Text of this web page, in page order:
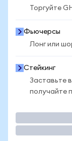
Торгуйте
Фьючерсы
Лонг или
Стейкинг
Заставьте
получайте